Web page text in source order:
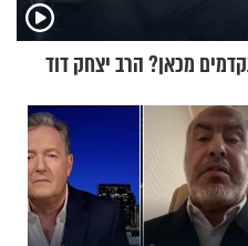
מכאן? הרב יצחק דוד